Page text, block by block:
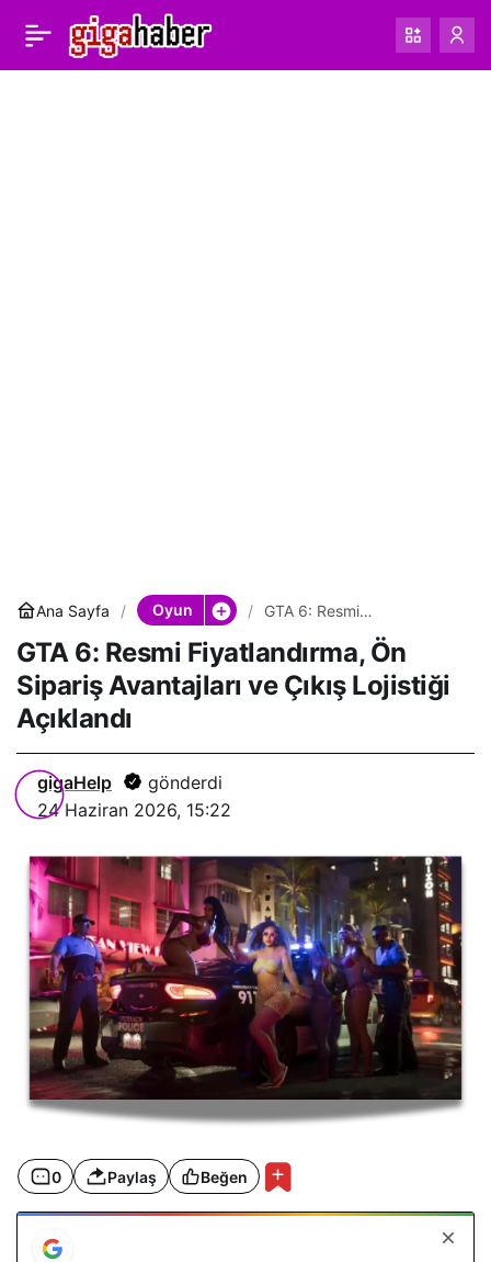
Ana Sayfa Oyun
GTA 6: Resmi
Avantajları ve Çıkış Lojistiği
Açıklandı
GTA 6: Resmi Fiyatlandırma, Ön
Sipariş Avantajları ve Çıkış Lojistiği
Açıklandı
gigaHelp
gönderdi
24 Haziran 2026, 15:22
0 Paylaş Beğen
GTA 6: Resmi